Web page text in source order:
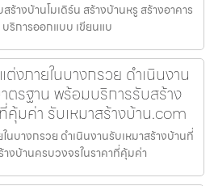
างบ้านโมเดิร์น สร้างบ้านหรู สร้างอาคาร
ริการออกแบบ เขียนแบ
งภายในบางกรวย ดำเนินงาน
ตรฐาน พร้อมบริการรับสร้าง
คุ้มค่า รับเหมาสร้างบ้าน.com
บางกรวย ดำเนินงานรับเหมาสร้างบ้านที่
งบ้านครบวงจรในราคาที่คุ้มค่า